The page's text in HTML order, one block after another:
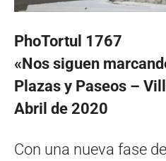
PhoTortul 1767
«Nos siguen
Plazas y Paseos –
Abril de 2020
Con una nueva fase